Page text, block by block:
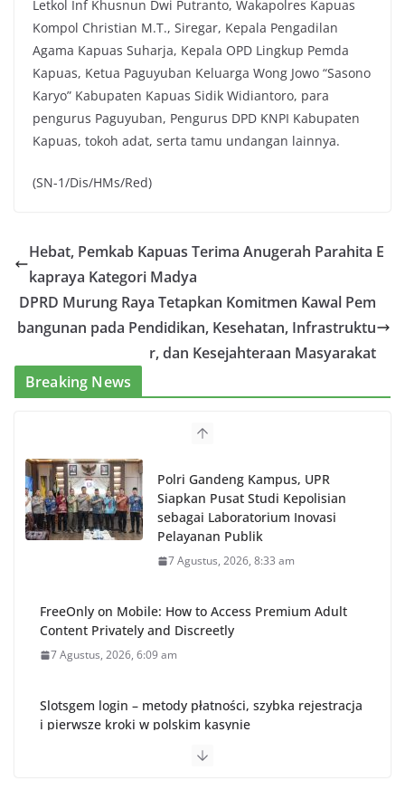
Letkol Inf Khusnun Dwi Putranto, Wakapolres Kapuas
Kompol Christian M.T., Siregar, Kepala Pengadilan
Agama Kapuas Suharja, Kepala OPD Lingkup Pemda
Kapuas, Ketua Paguyuban Keluarga Wong Jowo “Sasono
Karyo” Kabupaten Kapuas Sidik Widiantoro, para
pengurus Paguyuban, Pengurus DPD KNPI Kabupaten
Kapuas, tokoh adat, serta tamu undangan lainnya.
(SN-1/Dis/HMs/Red)
Hebat, Pemkab Kapuas Terima Anugerah Parahita E
kapraya Kategori Madya
DPRD Murung Raya Tetapkan Komitmen Kawal Pem
bangunan pada Pendidikan, Kesehatan, Infrastruktu
r, dan Kesejahteraan Masyarakat
Breaking News
Polri Gandeng Kampus, UPR
Siapkan Pusat Studi Kepolisian
sebagai Laboratorium Inovasi
Pelayanan Publik
7 Agustus, 2026, 8:33 am
FreeOnly on Mobile: How to Access Premium Adult
Content Privately and Discreetly
7 Agustus, 2026, 6:09 am
Slotsgem login – metody płatności, szybka rejestracja
i pierwsze kroki w polskim kasynie